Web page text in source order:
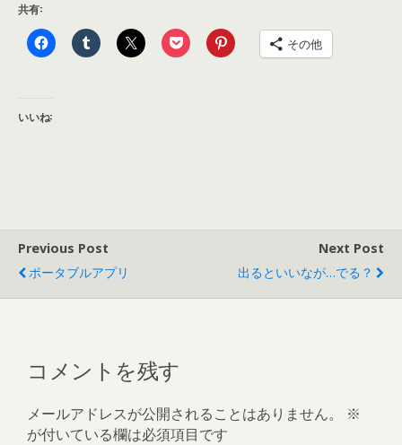
共有:
その他
いいね:
Previous Post
ポータブルアプリ
Next Post
出るといいなが…でる？
コメントを残す
メールアドレスが公開されることはありません。
※
が付いている欄は必須項目です